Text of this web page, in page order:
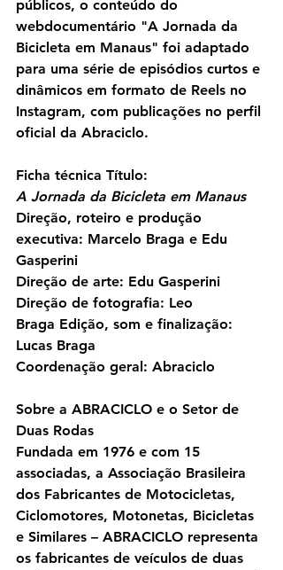
públicos, o conteúdo do
webdocumentário "A Jornada da
Bicicleta em Manaus" foi adaptado
para uma série de episódios curtos e
dinâmicos em formato de Reels no
Instagram, com publicações no perfil
oficial da Abraciclo.
Ficha técnica Título:
A Jornada da Bicicleta em Manaus
Direção, roteiro e produção
executiva: Marcelo Braga e Edu
Gasperini
Direção de arte: Edu Gasperini
Direção de fotografia: Leo
Braga Edição, som e finalização:
Lucas Braga
Coordenação geral: Abraciclo
Sobre a ABRACICLO e o Setor de
Duas Rodas
Fundada em 1976 e com 15
associadas, a Associação Brasileira
dos Fabricantes de Motocicletas,
Ciclomotores, Motonetas, Bicicletas
e Similares – ABRACICLO representa
os fabricantes de veículos de duas